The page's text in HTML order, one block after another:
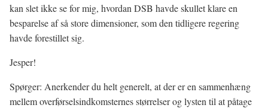
kan slet ikke se for mig, hvordan DSB havde skullet klare en
besparelse af så store dimensioner, som den tidligere regering
havde forestillet sig.
Jesper!
Spørger: Anerkender du helt generelt, at der er en sammenhæng
mellem overførselsindkomsternes størrelser og lysten til at påtage